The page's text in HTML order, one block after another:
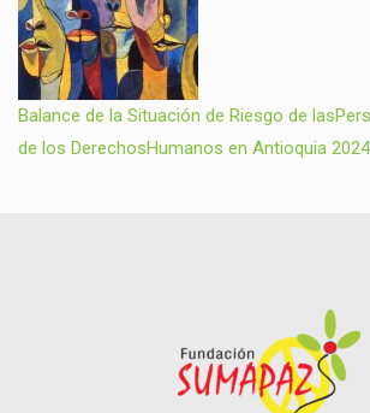
Balance de la Situación de Riesgo de
de los DerechosHumanos en Antioquia 2024